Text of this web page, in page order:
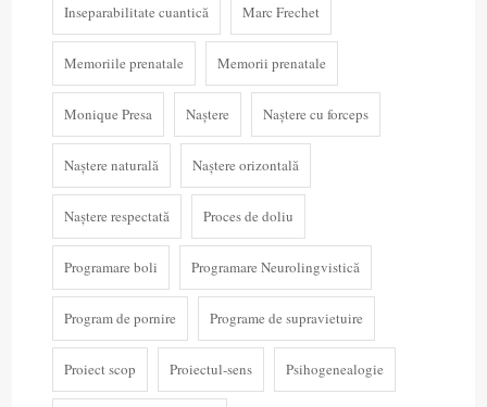
Inseparabilitate cuantică Marc Frechet
Memoriile prenatale Memorii prenatale
Monique Presa Naștere Naștere cu forceps
Naștere naturală Naștere orizontală
Naștere respectată Proces de doliu
Programare boli Programare Neurolingvistică
Program de pornire Programe de supravietuire
Proiect scop Proiectul-sens Psihogenealogie